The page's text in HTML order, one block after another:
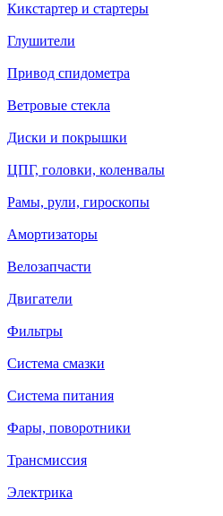
Кикстартер и стартеры
Глушители
Привод спидометра
Ветровые стекла
Диски и покрышки
ЦПГ, головки, коленвалы
Рамы, рули, гироскопы
Амортизаторы
Велозапчасти
Двигатели
Фильтры
Система смазки
Система питания
Фары, поворотники
Трансмиссия
Электрика